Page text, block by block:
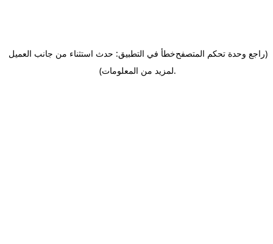
خطأ في التطبيق: حدث استثناء من جانب العميل(راجع وحدة تحكم المتصفح
لمزيد من المعلومات).